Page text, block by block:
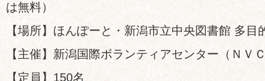
は無料）
【場所】ほんぽーと・新潟市立中央図書館 多目
【主催】新潟国際ボランティアセンター（ＮＶ
【定員】150名